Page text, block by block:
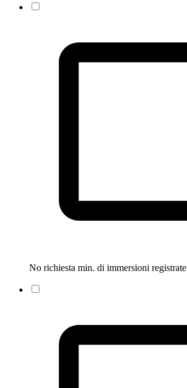
No richiesta min. di immersioni registrate